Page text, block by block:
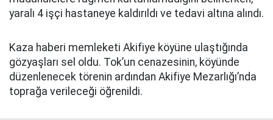
yaralı 4 işçi hastaneye kaldırıldı ve tedavi altına alındı.
Kaza haberi memleketi Akifiye köyüne ulaştığında
gözyaşları sel oldu. Tok’un cenazesinin, köyünde
düzenlenecek törenin ardından Akifiye Mezarlığı’nda
toprağa verileceği öğrenildi.